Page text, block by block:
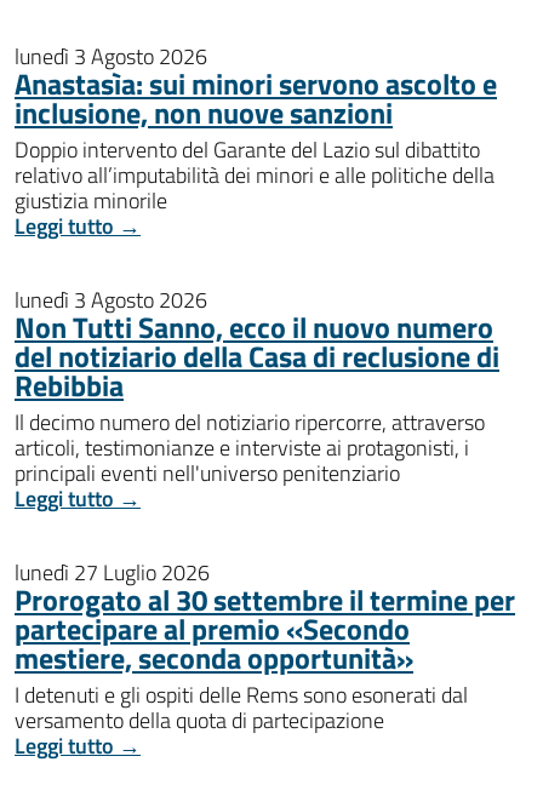
lunedì 3 Agosto 2026
Anastasìa: sui minori servono ascolto e
inclusione, non nuove sanzioni
Doppio intervento del Garante del Lazio sul dibattito
relativo all’imputabilità dei minori e alle politiche della
giustizia minorile
Leggi tutto →
lunedì 3 Agosto 2026
Non Tutti Sanno, ecco il nuovo numero
del notiziario della Casa di reclusione di
Rebibbia
Il decimo numero del notiziario ripercorre, attraverso
articoli, testimonianze e interviste ai protagonisti, i
principali eventi nell'universo penitenziario
Leggi tutto →
lunedì 27 Luglio 2026
Prorogato al 30 settembre il termine per
partecipare al premio «Secondo
mestiere, seconda opportunità»
I detenuti e gli ospiti delle Rems sono esonerati dal
versamento della quota di partecipazione
Leggi tutto →